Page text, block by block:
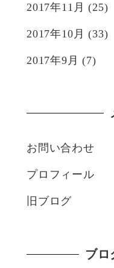
2017年11月 (25)
2017年10月 (33)
2017年9月 (7)
お問い合わせ
プロフィール
旧ブログ
ブロ